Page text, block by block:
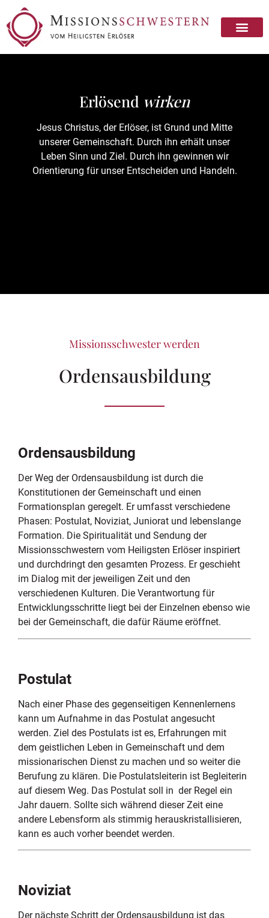
Erlösend wirken
Jesus Christus, der Erlöser, ist Grund und Mitte
unserer Gemeinschaft. Durch ihn erhält unser
Leben Sinn und Ziel. Durch ihn gewinnen wir
Orientierung für unser Entscheiden und Handeln.
Missionsschwester werden
Ordensausbildung
Ordensausbildung
Der Weg der Ordensausbildung ist durch die
Konstitutionen der Gemeinschaft und einen
Formationsplan geregelt. Er umfasst verschiedene
Phasen: Postulat, Noviziat, Juniorat und lebenslange
Formation. Die Spiritualität und Sendung der
Missionsschwestern vom Heiligsten Erlöser inspiriert
und durchdringt den gesamten Prozess. Er geschieht
im Dialog mit der jeweiligen Zeit und den
verschiedenen Kulturen. Die Verantwortung für
Entwicklungsschritte liegt bei der Einzelnen ebenso wie
bei der Gemeinschaft, die dafür Räume eröffnet.
Postulat
Nach einer Phase des gegenseitigen Kennenlernens
kann um Aufnahme in das Postulat angesucht
werden. Ziel des Postulats ist es, Erfahrungen mit
dem geistlichen Leben in Gemeinschaft und dem
missionarischen Dienst zu machen und so weiter die
Berufung zu klären. Die Postulatsleiterin ist Begleiterin
auf diesem Weg. Das Postulat soll in der Regel ein
Jahr dauern. Sollte sich während dieser Zeit eine
andere Lebensform als stimmig herauskristallisieren,
kann es auch vorher beendet werden.
Noviziat
Der nächste Schritt der Ordensausbildung ist das